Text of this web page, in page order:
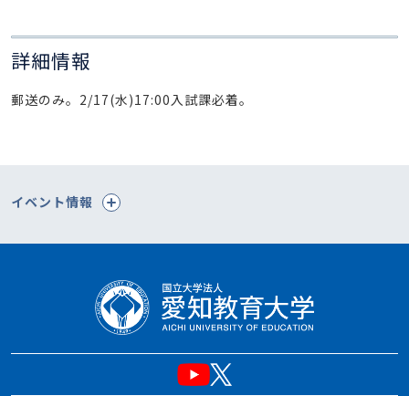
詳細情報
郵送のみ。2/17(水)17:00入試課必着。
イベント情報